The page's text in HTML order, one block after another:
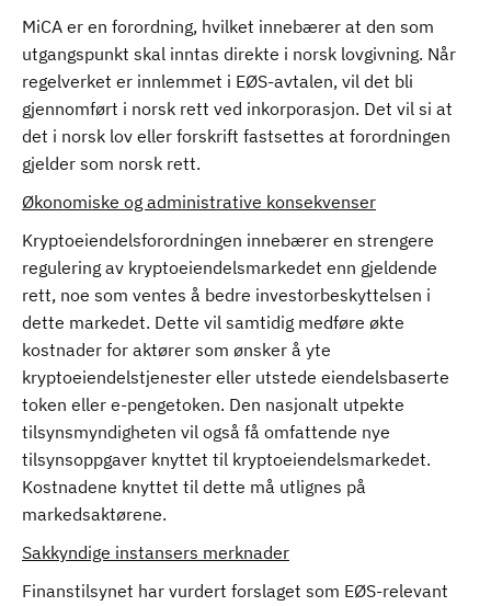
MiCA er en forordning, hvilket innebærer at den som
utgangspunkt skal inntas direkte i norsk lovgivning. Når
regelverket er innlemmet i EØS-avtalen, vil det bli
gjennomført i norsk rett ved inkorporasjon. Det vil si at
det i norsk lov eller forskrift fastsettes at forordningen
gjelder som norsk rett.
Økonomiske og administrative konsekvenser
Kryptoeiendelsforordningen innebærer en strengere
regulering av kryptoeiendelsmarkedet enn gjeldende
rett, noe som ventes å bedre investorbeskyttelsen i
dette markedet. Dette vil samtidig medføre økte
kostnader for aktører som ønsker å yte
kryptoeiendelstjenester eller utstede eiendelsbaserte
token eller e-pengetoken. Den nasjonalt utpekte
tilsynsmyndigheten vil også få omfattende nye
tilsynsoppgaver knyttet til kryptoeiendelsmarkedet.
Kostnadene knyttet til dette må utlignes på
markedsaktørene.
Sakkyndige instansers merknader
Finanstilsynet har vurdert forslaget som EØS-relevant